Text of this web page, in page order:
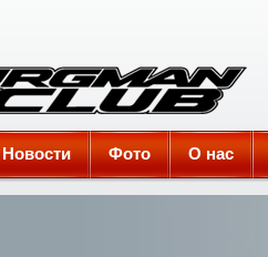
Новости Фото О нас